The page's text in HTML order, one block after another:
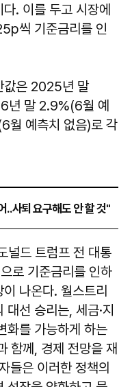
. 이를 두고 시장에
씩 기준금리를 인
값은 2025년 말
년 말 2.9%(6월 예
예측치 없음)로 각
..사퇴 요구해도 안 할 것"
널드 트럼프 전 대통
로 기준금리를 인하
나온다. 월스트리
선 승리는, 세금·지
화를 가능하게 하는
함께, 경제 전망을 재
들은 이러한 정책의